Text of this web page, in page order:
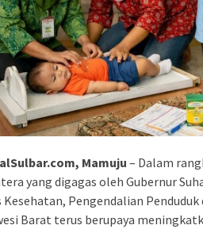
Mamuju– Dalam
yang digagas oleh Gubernur
Kesehatan, Pengendalian
Barat terus berupaya